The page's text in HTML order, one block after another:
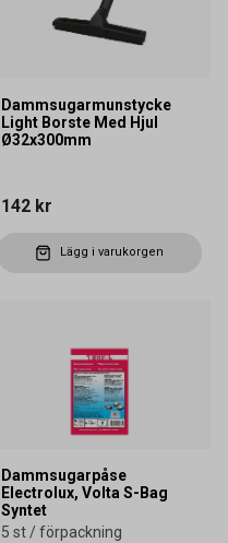
Dammsugarmunstycke
Light Borste Med Hjul
Ø32x300mm
142 kr
Lägg i varukorgen
Dammsugarpåse
Electrolux, Volta S-Bag
Syntet
5 st / förpackning